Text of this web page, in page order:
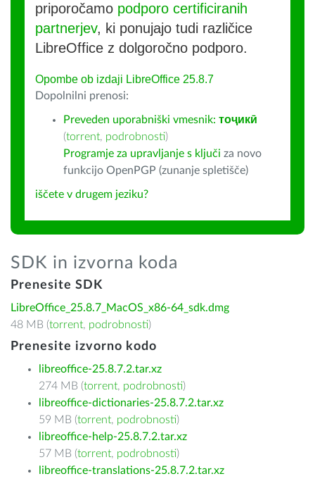
priporočamo podporo certificiranih
partnerjev, ki ponujajo tudi različice
LibreOffice z dolgoročno podporo.
Opombe ob izdaji LibreOffice 25.8.7
Dopolnilni prenosi:
Preveden uporabniški vmesnik: тоҷикӣ
(torrent, podrobnosti)
Programje za upravljanje s ključi za novo
funkcijo OpenPGP (zunanje spletišče)
iščete v drugem jeziku?
SDK in izvorna koda
Prenesite SDK
LibreOffice_25.8.7_MacOS_x86-64_sdk.dmg
48 MB (torrent, podrobnosti)
Prenesite izvorno kodo
libreoffice-25.8.7.2.tar.xz
274 MB (torrent, podrobnosti)
libreoffice-dictionaries-25.8.7.2.tar.xz
59 MB (torrent, podrobnosti)
libreoffice-help-25.8.7.2.tar.xz
57 MB (torrent, podrobnosti)
libreoffice-translations-25.8.7.2.tar.xz